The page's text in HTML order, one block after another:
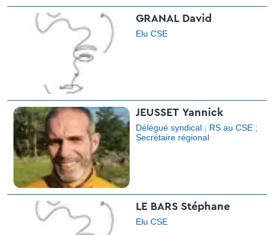
GRANAL David
Elu CSE
JEUSSET Yannick
Délégué syndical ; RS au CSE ;
Secrétaire régional
LE BARS Stéphane
Elu CSE